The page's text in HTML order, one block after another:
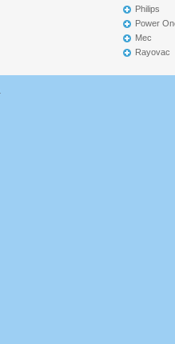
Philips
Power
Mec
Rayovac